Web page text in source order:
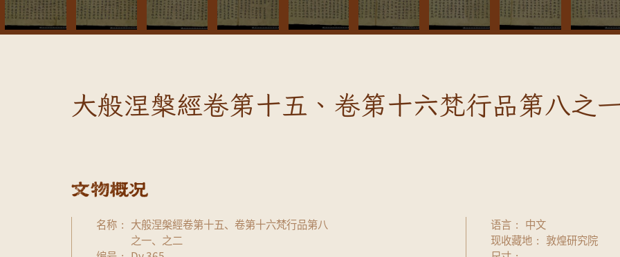
大般涅槃經卷第十五、卷第十六梵行品第八之
名称
大般涅槃經卷第十五、卷第十六梵行品第八
之一、之二
语言
中文
现收藏地
敦煌研究院